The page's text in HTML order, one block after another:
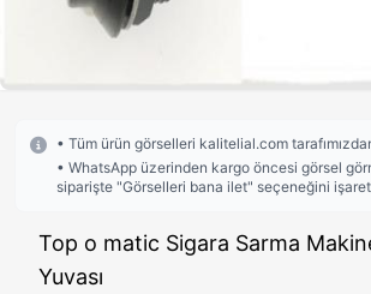
• Tüm ürün görselleri kalitelial.com
• WhatsApp üzerinden kargo öncesi görsel
siparişte "Görselleri bana ilet" seçeneğini
Top o matic Sigara Sarma
Yuvası